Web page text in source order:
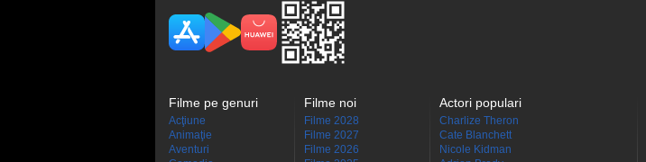
Filme pe genuri
Acţiune
Animaţie
Aventuri
Filme noi
Filme 2028
Filme 2027
Filme 2026
Actori populari
Charlize Theron
Cate Blanchett
Nicole Kidman